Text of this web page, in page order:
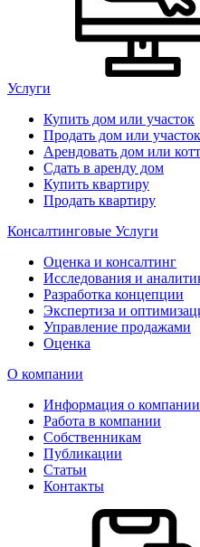
Услуги
Купить дом или участок
Продать дом или участок
Арендовать дом или
Сдать в аренду дом
Купить квартиру
Продать квартиру
Консалтинговые Услуги
Оценка и консалтинг
Исследования и
Разработка концепции
Экспертиза и
Управление продажами
Оценка
О компании
Информация о компании
Работа в компании
Собственникам
Публикации
Статьи
Контакты